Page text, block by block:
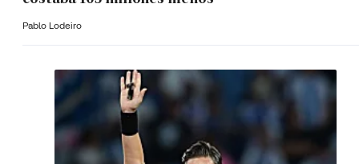
Pablo Lodeiro